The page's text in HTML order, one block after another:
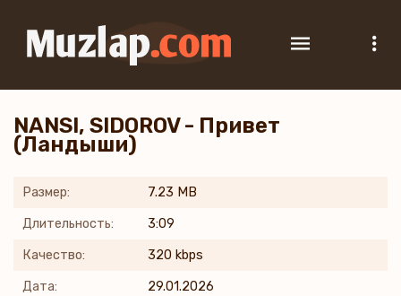
NANSI, SIDOROV - Привет
(Ландыши)
Размер: 7.23 MB
Длительность: 3:09
Качество: 320 kbps
Дата: 29.01.2026